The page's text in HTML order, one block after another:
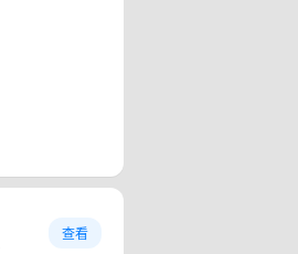
查看